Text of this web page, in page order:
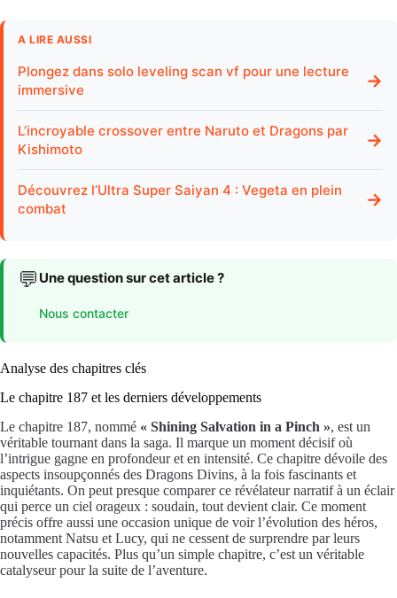
A LIRE AUSSI
Plongez dans solo leveling scan vf pour une lecture
immersive
→
L’incroyable crossover entre Naruto et Dragons par
Kishimoto
→
Découvrez l’Ultra Super Saiyan 4 : Vegeta en plein
combat
→
💬 Une question sur cet article ?
Nous contacter
Analyse des chapitres clés
Le chapitre 187 et les derniers développements
Le chapitre 187, nommé « Shining Salvation in a Pinch », est un
véritable tournant dans la saga. Il marque un moment décisif où
l’intrigue gagne en profondeur et en intensité. Ce chapitre dévoile des
aspects insoupçonnés des Dragons Divins, à la fois fascinants et
inquiétants. On peut presque comparer ce révélateur narratif à un éclair
qui perce un ciel orageux : soudain, tout devient clair. Ce moment
précis offre aussi une occasion unique de voir l’évolution des héros,
notamment Natsu et Lucy, qui ne cessent de surprendre par leurs
nouvelles capacités. Plus qu’un simple chapitre, c’est un véritable
catalyseur pour la suite de l’aventure.